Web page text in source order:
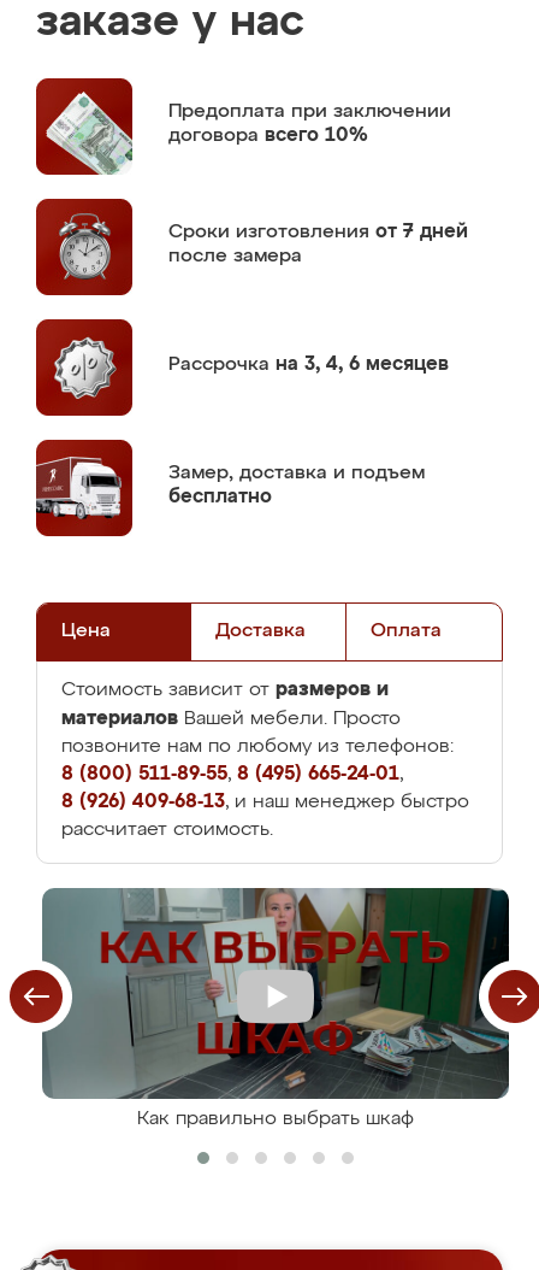
заказе у нас
Предоплата при заключении
договора всего 10%
Сроки изготовления от 7 дней
после замера
Рассрочка на 3, 4, 6 месяцев
Замер, доставка и подъем
бесплатно
Цена Доставка Оплата
Стоимость зависит от размеров и
материалов Вашей мебели. Просто
позвоните нам по любому из телефонов:
8 (800) 511-89-55, 8 (495) 665-24-01,
8 (926) 409-68-13, и наш менеджер быстро
рассчитает стоимость.
Как правильно выбрать шкаф